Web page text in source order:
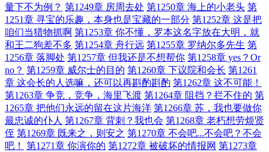
量下不为例？ 第1249章 房周去处 第1250章 海上的小老头 第
1251章 寻宝的乐趣，本身也是宝藏的一部分 第1252章 这是把
咱们当猎物抓啊 第1253章 你不懂，罗本这名字放在大明，就
和王二狗差不多 第1254章 舟行远 第1255章 罗纳尔多先生 第
1256章 落脚处 第1257章 但我还是不想帮你 第1258章 yes？Or
no？ 第1259章 威尔士的目的 第1260章 下议院和会长 第1261
章 这会长的人选嘛，还可以再斟酌斟酌 第1262章 这不可能！
第1263章 争竞，竞争，海里飞渡 第1264章 阻挡？拦不住的 第
1265章 把他们永远的留在这片海洋 第1266章 苏，我也要做你
最忠诚的仆人 第1267章 背刺？我也会 第1268章 老朽想劳烦贤
侄 第1269章 既来之，则安之 第1270章 不会吧...不会吧？不会
吧！
第1271章 你演你的 第1272章 被破坏的情报网 第1273章